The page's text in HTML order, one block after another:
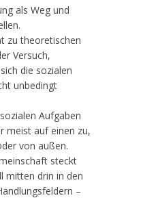
als Weg und
zu theoretischen
Versuch,
die sozialen
unbedingt
Aufgaben
meist auf einen zu,
von außen.
steckt
mitten drin in den
–